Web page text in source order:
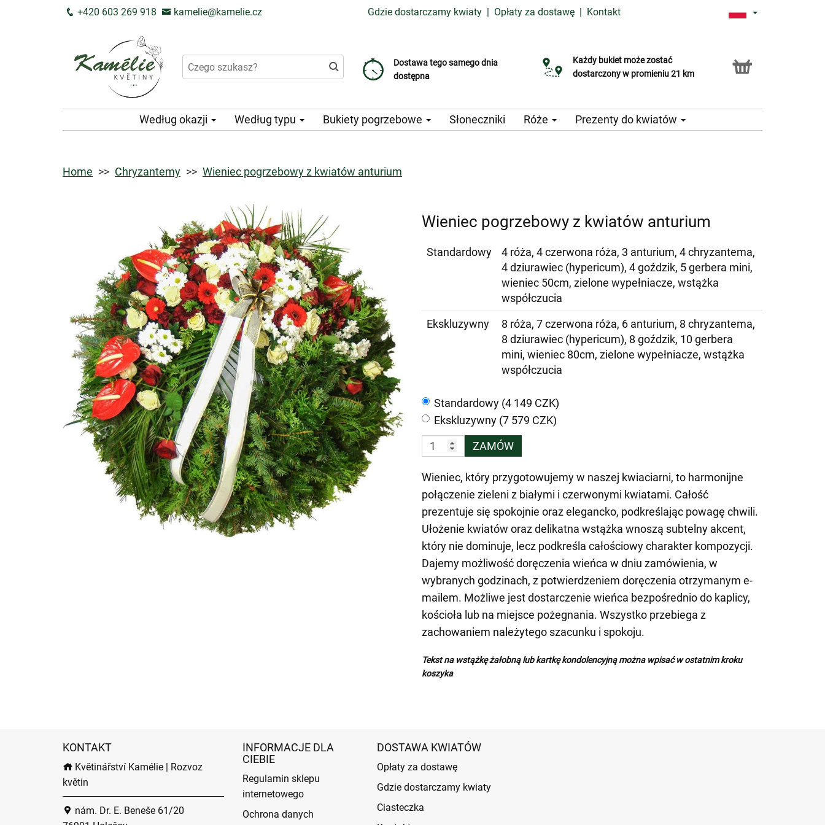
+420 603 269 918 kamelie@kamelie.cz Gdzie dostarczamy kwiaty | Opłaty za dostawę | Kontakt
Dostawa tego samego dnia
dostępna
Koszt dostawy już od 99 CZK
Wybierz datę dostawy
Każdy bukiet może zostać
dostarczony w promieniu 21 km
Usługa Click & Collect
Według okazji Według typu Bukiety pogrzebowe Słoneczniki Róże Prezenty do kwiatów
Home Chryzantemy Wieniec pogrzebowy z kwiatów anturium
Wieniec pogrzebowy z kwiatów anturium
Standardowy
4 róża, 4 czerwona róża, 3 anturium, 4 chryzantema,
4 dziurawiec (hypericum), 4 goździk, 5 gerbera mini,
wieniec 50cm, zielone wypełniacze, wstążka
współczucia
Ekskluzywny
8 róża, 7 czerwona róża, 6 anturium, 8 chryzantema,
8 dziurawiec (hypericum), 8 goździk, 10 gerbera
mini, wieniec 80cm, zielone wypełniacze, wstążka
współczucia
Standardowy (4 149 CZK)
Ekskluzywny (7 579 CZK)
ZAMÓW
Wieniec, który przygotowujemy w naszej kwiaciarni, to harmonijne
połączenie zieleni z białymi i czerwonymi kwiatami. Całość
prezentuje się spokojnie oraz elegancko, podkreślając powagę chwili.
Ułożenie kwiatów oraz delikatna wstążka wnoszą subtelny akcent,
który nie dominuje, lecz podkreśla całościowy charakter kompozycji.
Dajemy możliwość doręczenia wieńca w dniu zamówienia, w
wybranych godzinach, z potwierdzeniem doręczenia otrzymanym e-
mailem. Możliwe jest dostarczenie wieńca bezpośrednio do kaplicy,
kościoła lub na miejsce pożegnania. Wszystko przebiega z
zachowaniem należytego szacunku i spokoju.
Tekst na wstążkę żałobną lub kartkę kondolencyjną można wpisać w ostatnim kroku
koszyka
KONTAKT
Květinářství Kamélie | Rozvoz
květin
nám. Dr. E. Beneše 61/20
INFORMACJE DLA
CIEBIE
Regulamin sklepu
internetowego
Ochrona danych
DOSTAWA KWIATÓW
Opłaty za dostawę
Gdzie dostarczamy kwiaty
Ciasteczka